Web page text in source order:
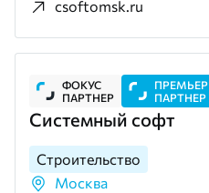
csoftomsk.ru
ФОКУС
ПАРТНЕР
ПРЕМЬЕР
ПАРТНЕР
Системный софт
Строительство
Москва